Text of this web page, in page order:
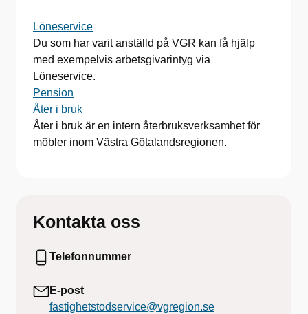
Löneservice
Du som har varit anställd på VGR kan få hjälp
med exempelvis arbetsgivarintyg via
Löneservice.
Pension
Åter i bruk
Åter i bruk är en intern återbruksverksamhet för
möbler inom Västra Götalandsregionen.
Kontakta oss
Telefonnummer
E-post
fastighetstodservice@vgregion.se